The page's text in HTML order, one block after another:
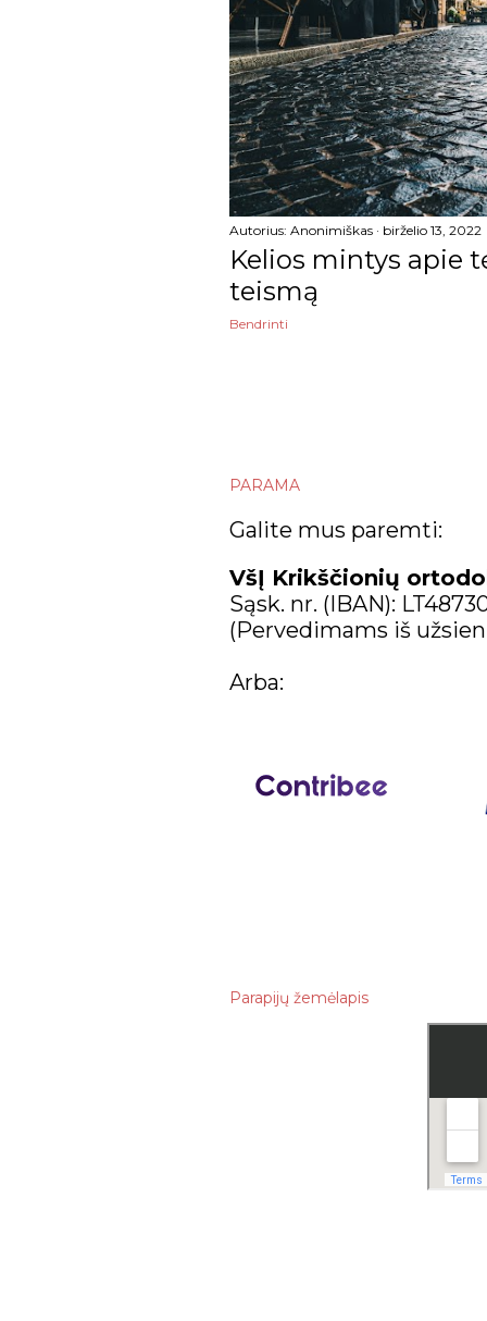
sausio
2022
gruodžio
lapkričio
spalio
rugsėjo
R.
kovo
rugpjūčio
Autorius: Anonimiškas birželio 13, 2022
Kelios mintys apie
teismą
Bendrinti
PARAMA
Galite mus paremti:
VšĮ Krikščionių
Sąsk. nr. (IBAN):
(Pervedimams iš
Arba:
Parapijų žemėlapis